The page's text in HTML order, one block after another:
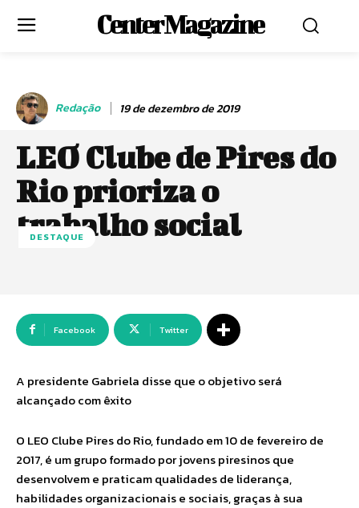
Center Magazine
Redação 19 de dezembro de 2019
LEO Clube de Pires do
Rio prioriza o
trabalho social
DESTAQUE
Facebook Twitter
A presidente Gabriela disse que o objetivo será
alcançado com êxito
O LEO Clube Pires do Rio, fundado em 10 de fevereiro de
2017, é um grupo formado por jovens piresinos que
desenvolvem e praticam qualidades de liderança,
habilidades organizacionais e sociais, graças à sua